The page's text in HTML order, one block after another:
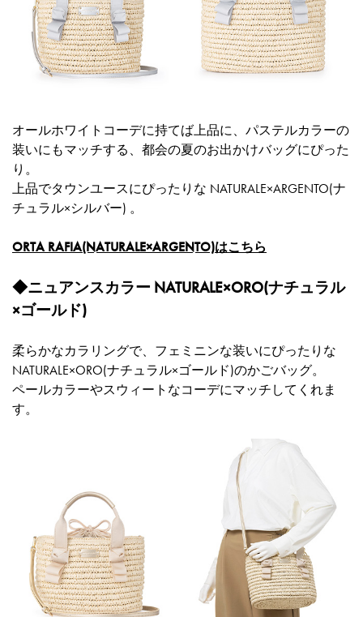
オールホワイトコーデに持てば上品に、パステルカラーの
装いにもマッチする、都会の夏のお出かけバッグにぴった
り。
上品でタウンユースにぴったりな NATURALE×ARGENTO(ナ
チュラル×シルバー) 。
ORTA RAFIA(NATURALE×ARGENTO)はこちら
◆ニュアンスカラー NATURALE×ORO(ナチュラル
×ゴールド)
柔らかなカラリングで、フェミニンな装いにぴったりな
NATURALE×ORO(ナチュラル×ゴールド)のかごバッグ。
ペールカラーやスウィートなコーデにマッチしてくれま
す。